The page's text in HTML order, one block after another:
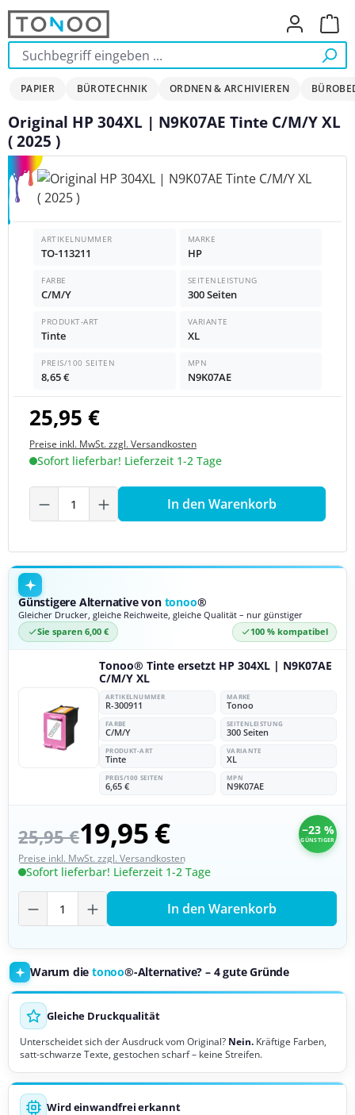
Zum Hauptinhalt springen
PAPIER BÜROTECHNIK ORDNEN & ARCHIVIEREN
Original HP 304XL | N9K07AE Tinte C/M/Y XL
( 2025 )
Bildergalerie überspringen
ARTIKELNUMMER
TO-113211
MARKE
HP
FARBE
C/M/Y
SEITENLEISTUNG
300 Seiten
PRODUKT-ART
Tinte
VARIANTE
XL
PREIS/100 SEITEN
8,65 €
MPN
N9K07AE
25,95 €
Preise inkl. MwSt. zzgl. Versandkosten
Sofort lieferbar! Lieferzeit 1-2 Tage
Produkt Anzahl: Gib den
In den Warenkorb
Günstigere Alternative von tonoo®
Gleicher Drucker, gleiche Reichweite, gleiche Qualität – nur günstiger
Sie sparen 6,00 € 100 % kompatibel
Tonoo® Tinte ersetzt HP 304XL | N9K07AE
C/M/Y XL
ARTIKELNUMMER
R-300911
MARKE
Tonoo
FARBE
C/M/Y
SEITENLEISTUNG
300 Seiten
PRODUKT-ART
Tinte
VARIANTE
XL
PREIS/100 SEITEN
6,65 €
MPN
N9K07AE
25,95 €19,95 € −23 %
GÜNSTIGER
Preise inkl. MwSt. zzgl. Versandkosten
Sofort lieferbar! Lieferzeit 1-2 Tage
Produkt Anzahl: Gib den gewünschten
In den Warenkorb
Warum die tonoo®-Alternative? – 4 gute Gründe
Gleiche Druckqualität
Unterscheidet sich der Ausdruck vom Original? Nein. Kräftige Farben,
satt-schwarze Texte, gestochen scharf – keine Streifen.
Wird einwandfrei erkannt